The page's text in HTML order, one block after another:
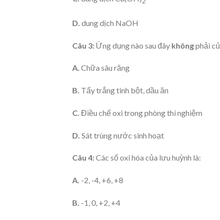
D. dung dịch NaOH
Câu 3: Ứng dụng nào sau đây khôngphải
A. Chữa sâu răng
B. Tẩy trắng tinh bột, dầu ăn
C. Điều chế oxi trong phòng thí nghiệm
D. Sát trùng nước sinh hoạt
Câu 4:Các số oxi hóa của lưu huỳnh là:
A. -2, -4, +6, +8
B. -1, 0, +2, +4